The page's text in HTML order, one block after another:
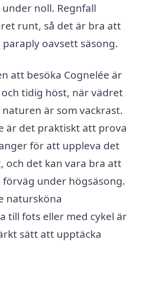
noll. Regnfall
runt, så det är bra att
oavsett säsong.
att besöka Cognelée är
tidig höst, när vädret
är som vackrast.
är det praktiskt att prova
för att uppleva det
och det kan vara bra att
förväg under högsäsong.
natursköna
till fots eller med cykel är
sätt att upptäcka